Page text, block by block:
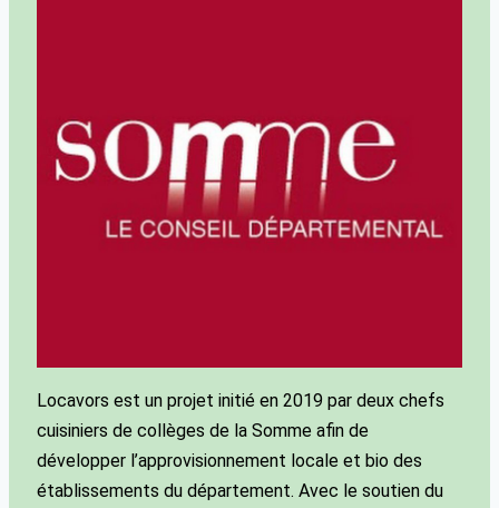
Locavors est un projet initié en 2019 par deux chefs
cuisiniers de collèges de la Somme afin de
développer l’approvisionnement locale et bio des
établissements du département. Avec le soutien du